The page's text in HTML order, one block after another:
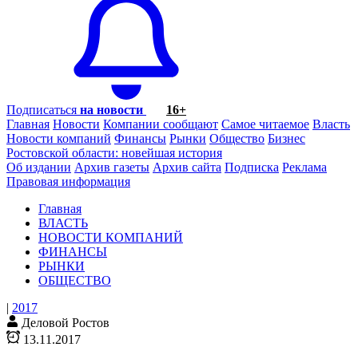
Подписаться на новости
16+
Главная Новости Компании сообщают Самое читаемое Власть
Новости компаний Финансы Рынки Общество Бизнес
Ростовской области: новейшая история
Об издании Архив газеты Архив сайта Подписка Реклама
Правовая информация
Главная
ВЛАСТЬ
НОВОСТИ КОМПАНИЙ
ФИНАНСЫ
РЫНКИ
ОБЩЕСТВО
| 2017
Деловой Ростов
13.11.2017